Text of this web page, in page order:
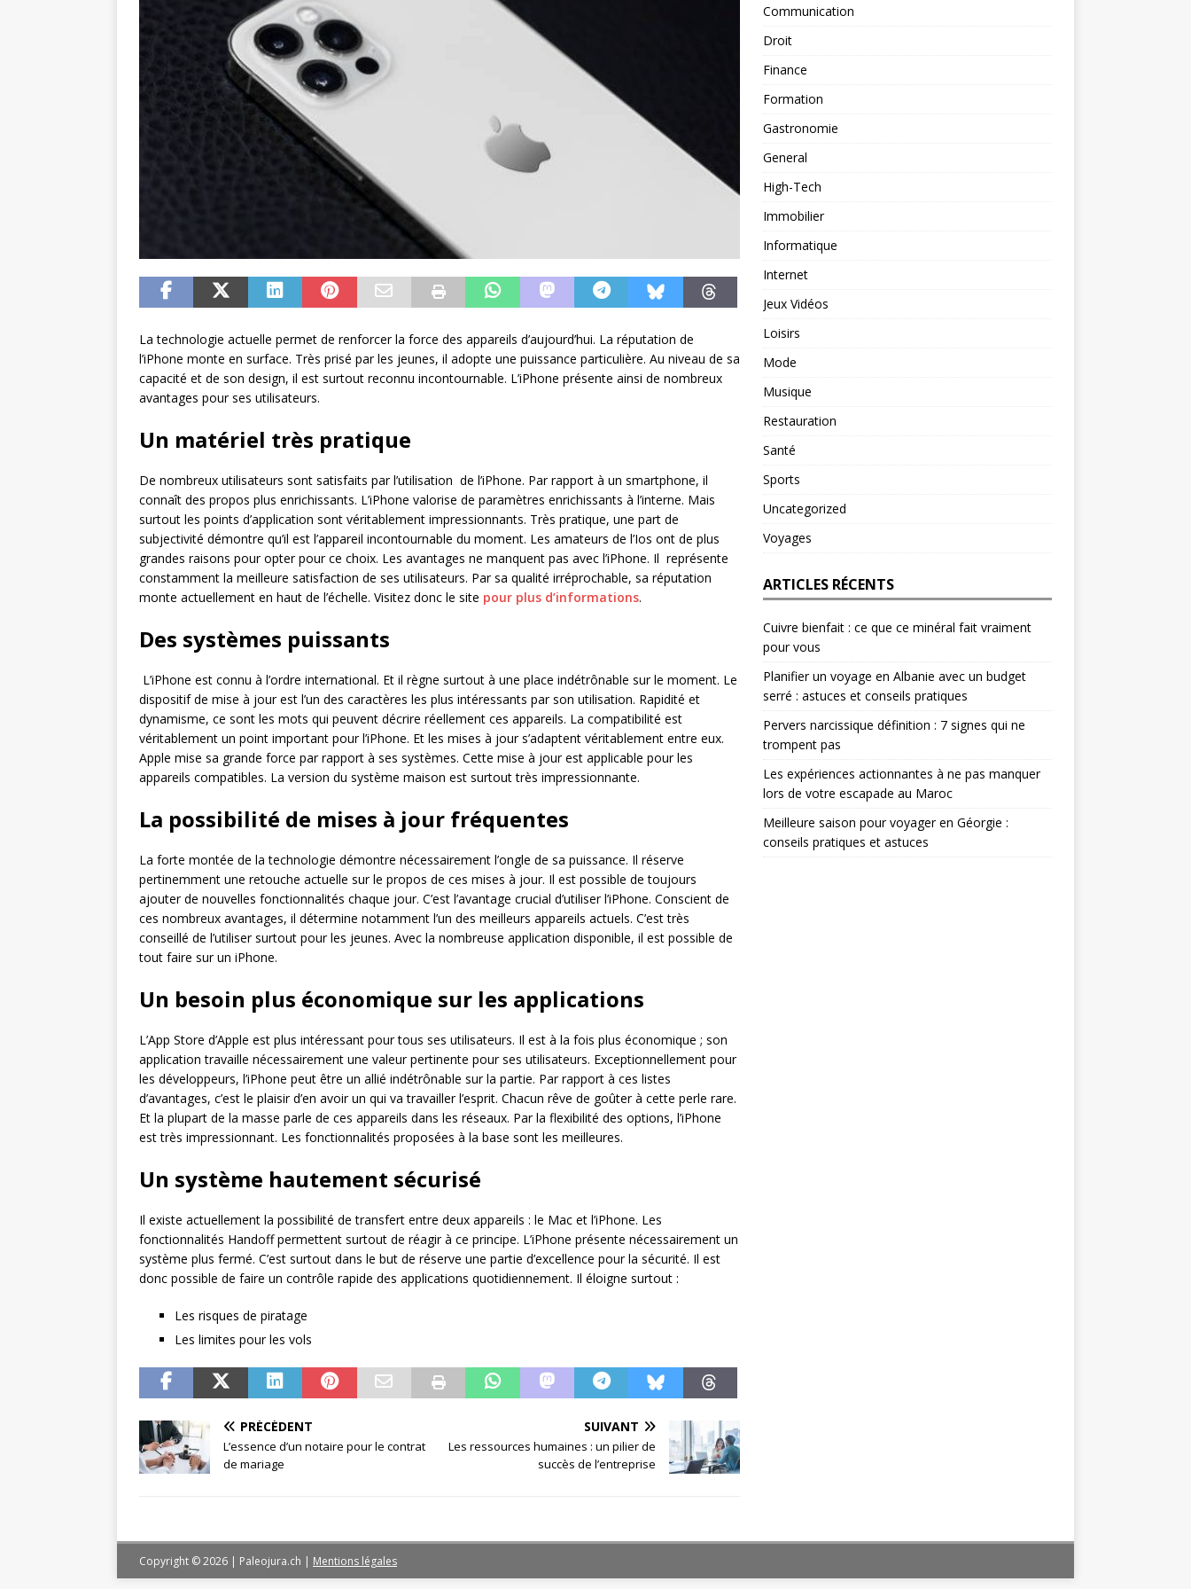
La technologie actuelle permet de renforcer la force des appareils d’aujourd’hui. La réputation de
l’iPhone monte en surface. Très prisé par les jeunes, il adopte une puissance particulière. Au niveau de sa
capacité et de son design, il est surtout reconnu incontournable. L’iPhone présente ainsi de nombreux
avantages pour ses utilisateurs.
Un matériel très pratique
De nombreux utilisateurs sont satisfaits par l’utilisation de l’iPhone. Par rapport à un smartphone, il
connaît des propos plus enrichissants. L’iPhone valorise de paramètres enrichissants à l’interne. Mais
surtout les points d’application sont véritablement impressionnants. Très pratique, une part de
subjectivité démontre qu’il est l’appareil incontournable du moment. Les amateurs de l’Ios ont de plus
grandes raisons pour opter pour ce choix. Les avantages ne manquent pas avec l’iPhone. Il représente
constamment la meilleure satisfaction de ses utilisateurs. Par sa qualité irréprochable, sa réputation
monte actuellement en haut de l’échelle. Visitez donc le site pour plus d’informations.
Des systèmes puissants
L’iPhone est connu à l’ordre international. Et il règne surtout à une place indétrônable sur le moment. Le
dispositif de mise à jour est l’un des caractères les plus intéressants par son utilisation. Rapidité et
dynamisme, ce sont les mots qui peuvent décrire réellement ces appareils. La compatibilité est
véritablement un point important pour l’iPhone. Et les mises à jour s’adaptent véritablement entre eux.
Apple mise sa grande force par rapport à ses systèmes. Cette mise à jour est applicable pour les
appareils compatibles. La version du système maison est surtout très impressionnante.
La possibilité de mises à jour fréquentes
La forte montée de la technologie démontre nécessairement l’ongle de sa puissance. Il réserve
pertinemment une retouche actuelle sur le propos de ces mises à jour. Il est possible de toujours
ajouter de nouvelles fonctionnalités chaque jour. C’est l’avantage crucial d’utiliser l’iPhone. Conscient de
ces nombreux avantages, il détermine notamment l’un des meilleurs appareils actuels. C’est très
conseillé de l’utiliser surtout pour les jeunes. Avec la nombreuse application disponible, il est possible de
tout faire sur un iPhone.
Un besoin plus économique sur les applications
L’App Store d’Apple est plus intéressant pour tous ses utilisateurs. Il est à la fois plus économique ; son
application travaille nécessairement une valeur pertinente pour ses utilisateurs. Exceptionnellement pour
les développeurs, l’iPhone peut être un allié indétrônable sur la partie. Par rapport à ces listes
d’avantages, c’est le plaisir d’en avoir un qui va travailler l’esprit. Chacun rêve de goûter à cette perle rare.
Et la plupart de la masse parle de ces appareils dans les réseaux. Par la flexibilité des options, l’iPhone
est très impressionnant. Les fonctionnalités proposées à la base sont les meilleures.
Un système hautement sécurisé
Il existe actuellement la possibilité de transfert entre deux appareils : le Mac et l’iPhone. Les
fonctionnalités Handoff permettent surtout de réagir à ce principe. L’iPhone présente nécessairement un
système plus fermé. C’est surtout dans le but de réserve une partie d’excellence pour la sécurité. Il est
donc possible de faire un contrôle rapide des applications quotidiennement. Il éloigne surtout :
Les risques de piratage
Les limites pour les vols
PRÉCÉDENT
L’essence d’un notaire pour le contrat
de mariage
SUIVANT
Les ressources humaines : un pilier de
succès de l’entreprise
Communication
Droit
Finance
Formation
Gastronomie
General
High-Tech
Immobilier
Informatique
Internet
Jeux Vidéos
Loisirs
Mode
Musique
Restauration
Santé
Sports
Uncategorized
Voyages
ARTICLES RÉCENTS
Cuivre bienfait : ce que ce minéral fait vraiment
pour vous
Planifier un voyage en Albanie avec un budget
serré : astuces et conseils pratiques
Pervers narcissique définition : 7 signes qui ne
trompent pas
Les expériences actionnantes à ne pas manquer
lors de votre escapade au Maroc
Meilleure saison pour voyager en Géorgie :
conseils pratiques et astuces
Copyright © 2026 | Paleojura.ch | Mentions légales